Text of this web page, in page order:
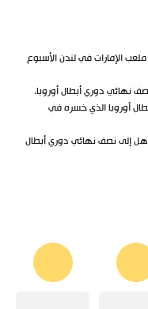
في لقاء الذهاب 2-2 على ملعب الإمارات في لندن الأسبوع
نهائي دوري أبطال أوروبا.
أوروبا الذي خسره في
إلى نصف نهائي دوري أبطال